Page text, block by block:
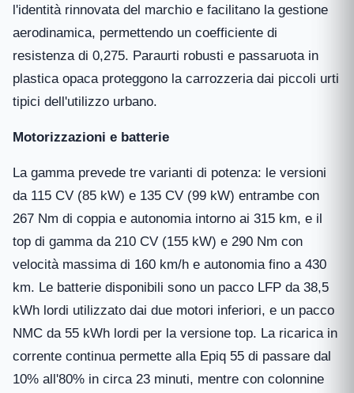
l'identità rinnovata del marchio e facilitano la gestione
aerodinamica, permettendo un coefficiente di
resistenza di 0,275. Paraurti robusti e passaruota in
plastica opaca proteggono la carrozzeria dai piccoli urti
tipici dell'utilizzo urbano.
Motorizzazioni e batterie
La gamma prevede tre varianti di potenza: le versioni
da 115 CV (85 kW) e 135 CV (99 kW) entrambe con
267 Nm di coppia e autonomia intorno ai 315 km, e il
top di gamma da 210 CV (155 kW) e 290 Nm con
velocità massima di 160 km/h e autonomia fino a 430
km. Le batterie disponibili sono un pacco LFP da 38,5
kWh lordi utilizzato dai due motori inferiori, e un pacco
NMC da 55 kWh lordi per la versione top. La ricarica in
corrente continua permette alla Epiq 55 di passare dal
10% all'80% in circa 23 minuti, mentre con colonnine